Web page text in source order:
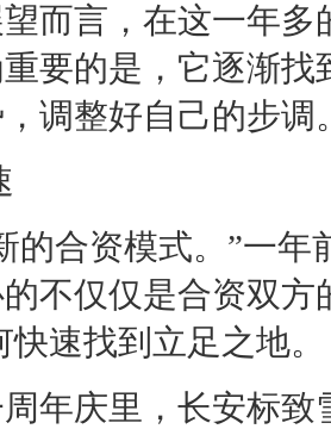
言，在这一年多
要的是，它逐渐
调整好自己的步调
合资模式。”一年
不仅仅是合资双
速找到立足之地。
庆里， 长安标致